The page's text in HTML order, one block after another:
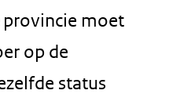
provincie moet
op de
status